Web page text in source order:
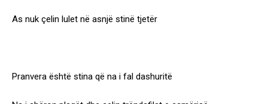
As nuk çelin lulet në asnjë stinë tjetër
Pranvera është stina që na i fal dashuritë